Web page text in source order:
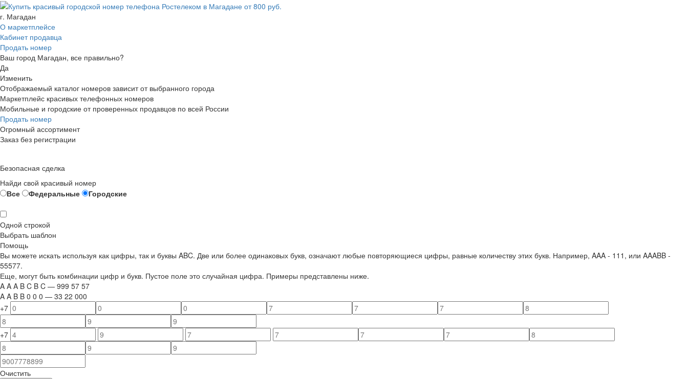
г. Магадан
О маркетплейсе
Кабинет продавца
Продать номер
Ваш город Магадан, все правильно?
Да
Изменить
Отображаемый каталог номеров зависит от выбранного города
Маркетплейс красивых телефонных номеров
Мобильные и городские от проверенных продавцов по всей России
Продать номер
Огромный ассортимент
Заказ без регистрации
Безопасная сделка
Найди свой красивый номер
Все
Федеральные Городские
Одной строкой
Выбрать шаблон
Помощь
Вы можете искать используя как цифры, так и буквы ABC. Две или более одинаковых букв, означают любые повторяющиеся цифры, равные количеству этих букв. Например, AAA - 111 , или AAABB -
55577.
Еще, могут быть комбинации цифр и букв. Пустое поле это случайная цифра. Примеры представлены ниже.
A A A B C B C — 999 57 57
A A B B 0 0 0 — 33 22 000
+7
+7
Очистить